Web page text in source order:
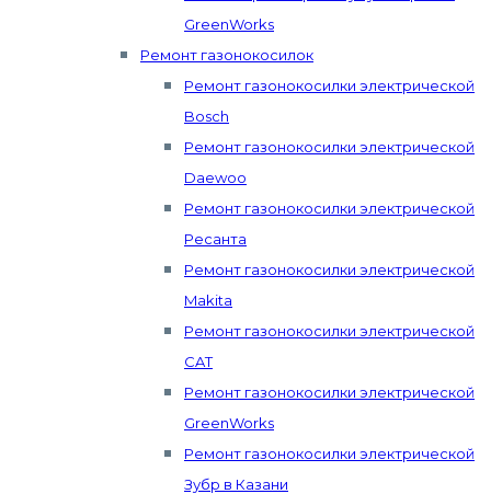
GreenWorks
Ремонт газонокосилок
Ремонт газонокосилки электрической
Bosch
Ремонт газонокосилки электрической
Daewoo
Ремонт газонокосилки электрической
Ресанта
Ремонт газонокосилки электрической
Makita
Ремонт газонокосилки электрической
CAT
Ремонт газонокосилки электрической
GreenWorks
Ремонт газонокосилки электрической
Зубр в Казани